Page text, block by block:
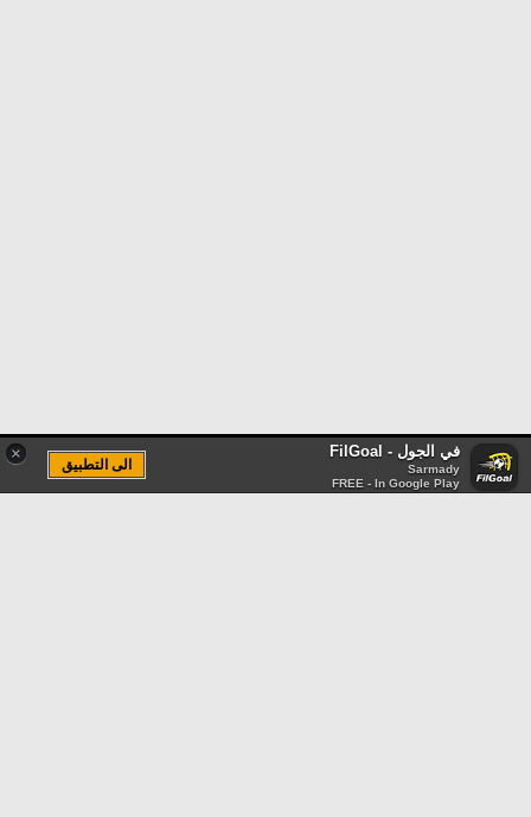
× في الجول - FilGoal
Sarmady
FREE - In Google Play
الى التطبيق